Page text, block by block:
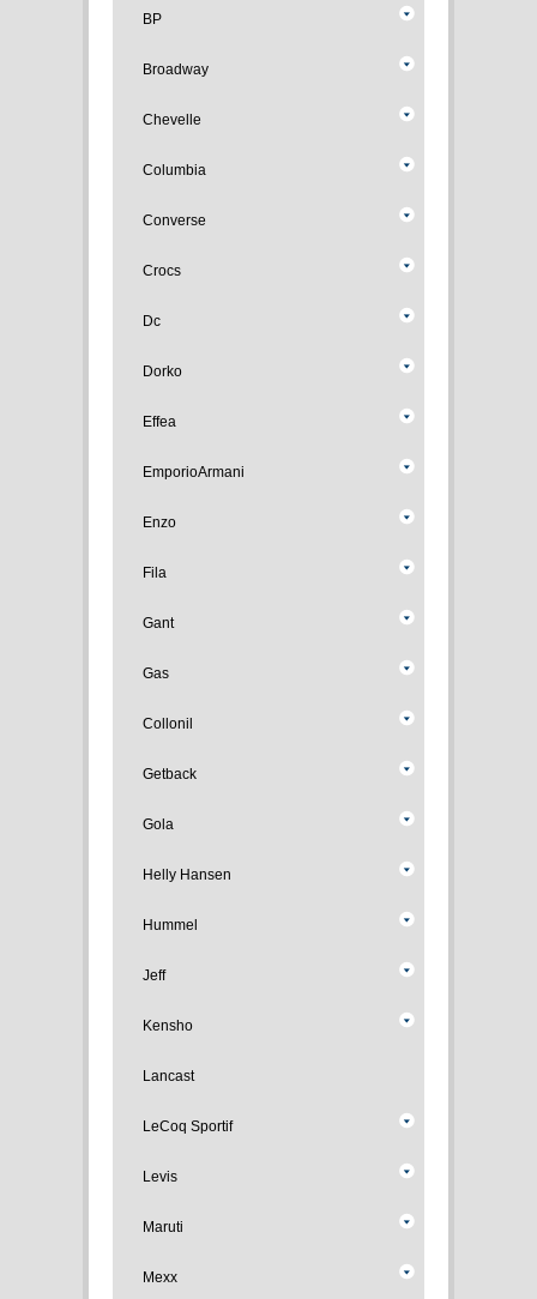
BP
Broadway
Chevelle
Columbia
Converse
Crocs
Dc
Dorko
Effea
EmporioArmani
Enzo
Fila
Gant
Gas
Collonil
Getback
Gola
Helly Hansen
Hummel
Jeff
Kensho
Lancast
LeCoq Sportif
Levis
Maruti
Mexx